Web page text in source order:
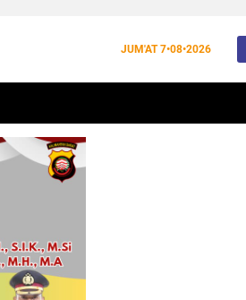
JUM'AT7•08•2026